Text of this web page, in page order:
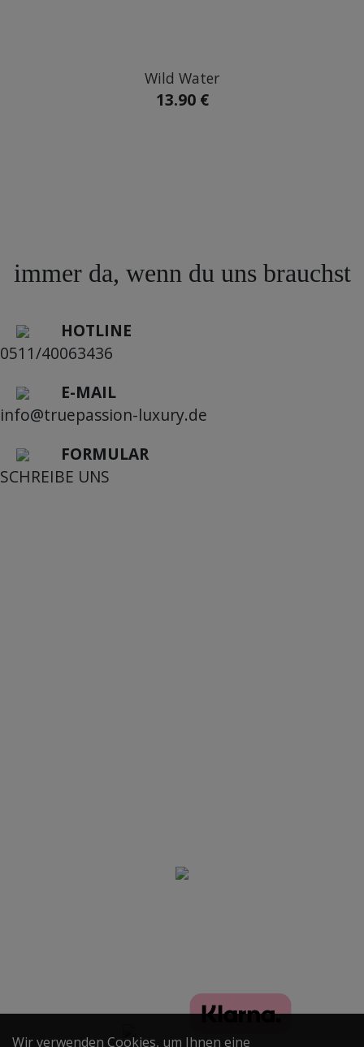
Wild Water
13.90 €
immer da, wenn du uns brauchst
HOTLINE
0511/40063436
E-MAIL
info@truepassion-luxury.de
FORMULAR
SCHREIBE UNS
zogenen Daten einverstanden. *
Wir verwenden Cookies, um Ihnen eine